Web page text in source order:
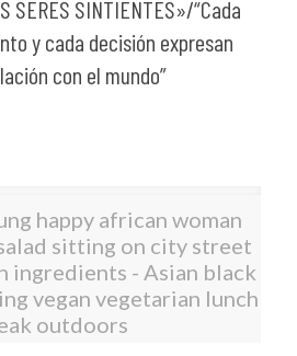
SERES SINTIENTES»/“Cada
y cada decisión expresan
con el mundo”
happy african woman
sitting on city street
ingredients - Asian black
vegan vegetarian lunch
outdoors